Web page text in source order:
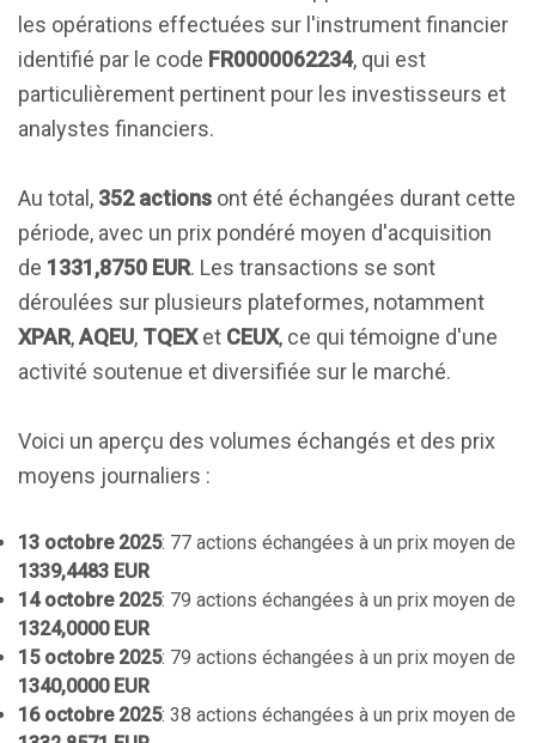
les opérations effectuées sur l'instrument financier
identifié par le code FR0000062234, qui est
particulièrement pertinent pour les investisseurs et
analystes financiers.
Au total, 352 actions ont été échangées durant cette
période, avec un prix pondéré moyen d'acquisition
de 1331,8750 EUR. Les transactions se sont
déroulées sur plusieurs plateformes, notamment
XPAR,AQEU, TQEXet CEUX, ce qui témoigne d'une
activité soutenue et diversifiée sur le marché.
Voici un aperçu des volumes échangés et des prix
moyens journaliers :
13 octobre 2025: 77 actions échangées à un prix moyen de
1339,4483 EUR
14 octobre 2025: 79 actions échangées à un prix moyen de
1324,0000 EUR
15 octobre 2025: 79 actions échangées à un prix moyen de
1340,0000 EUR
16 octobre 2025: 38 actions échangées à un prix moyen de